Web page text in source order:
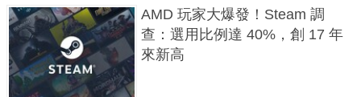
AMD 玩家大爆發！Steam 調
查：選用比例達 40%，創 17 年
來新高